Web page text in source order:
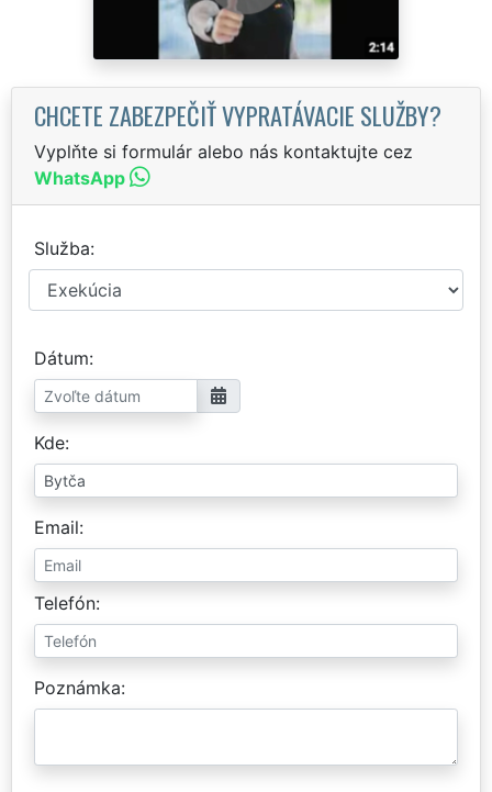
CHCETE ZABEZPEČIŤ VYPRATÁVACIE SLUŽBY?
Vyplňte si formulár alebo nás kontaktujte cez
WhatsApp
Služba
Dátum
Kde
Email
Telefón
Poznámka